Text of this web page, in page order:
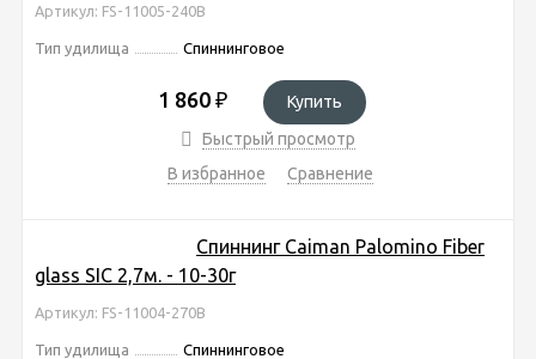
Артикул: FS-11005-240B
Тип удилища Спиннинговое
1 860 ₽
Купить
Быстрый просмотр
В избранное
Сравнение
Спиннинг Caiman Palomino Fiber
glass SIС 2,7м. - 10-30г
Артикул: FS-11004-270B
Тип удилища Спиннинговое